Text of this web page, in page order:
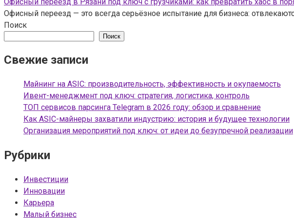
Офисный переезд в Рязани под ключ с грузчиками: как превратить хаос в
Офисный переезд — это всегда серьёзное испытание для бизнеса:
Поиск
Поиск
Свежие записи
Майнинг на ASIC: производительность, эффективность и окупаемость
Ивент-менеджмент под ключ: стратегия, логистика, контроль
ТОП сервисов парсинга Telegram в 2026 году: обзор и сравнение
Как ASIC-майнеры захватили индустрию: история и будущее технологии
Организация мероприятий под ключ: от идеи до безупречной реализации
Рубрики
Инвестиции
Инновации
Карьера
Малый бизнес